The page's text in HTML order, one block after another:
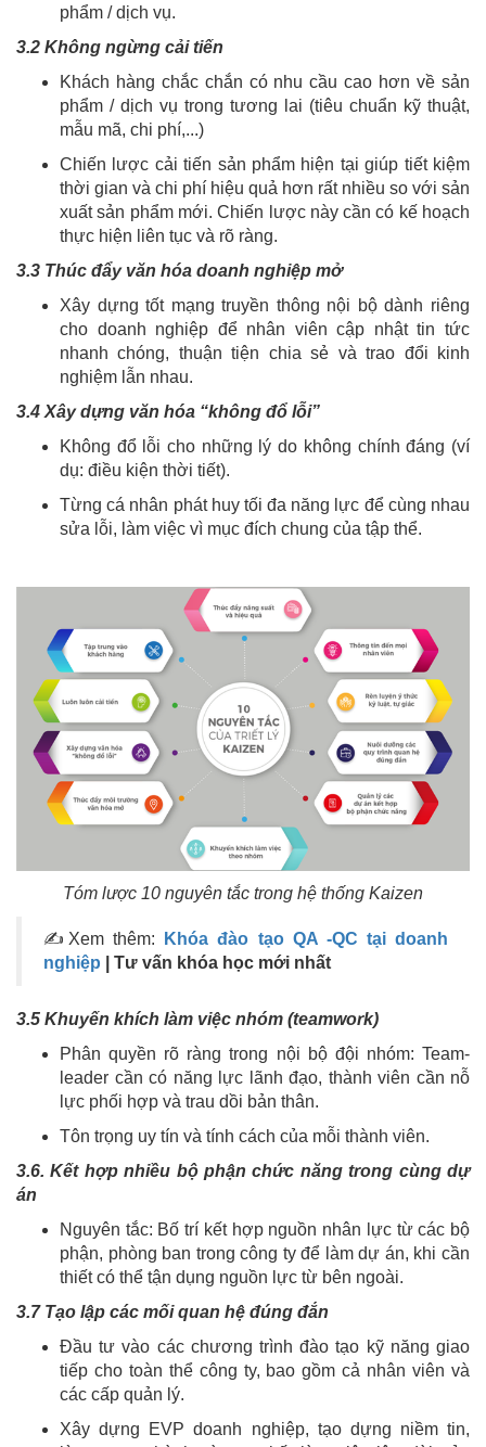
phẩm / dịch vụ.
3.2 Không ngừng cải tiến
Khách hàng chắc chắn có nhu cầu cao hơn về sản
phẩm / dịch vụ trong tương lai (tiêu chuẩn kỹ thuật,
mẫu mã, chi phí,...)
Chiến lược cải tiến sản phẩm hiện tại giúp tiết kiệm
thời gian và chi phí hiệu quả hơn rất nhiều so với sản
xuất sản phẩm mới. Chiến lược này cần có kế hoạch
thực hiện liên tục và rõ ràng.
3.3 Thúc đẩy văn hóa doanh nghiệp mở
Xây dựng tốt mạng truyền thông nội bộ dành riêng
cho doanh nghiệp để nhân viên cập nhật tin tức
nhanh chóng, thuận tiện chia sẻ và trao đổi kinh
nghiệm lẫn nhau.
3.4 Xây dựng văn hóa “không đổ lỗi”
Không đổ lỗi cho những lý do không chính đáng (ví
dụ: điều kiện thời tiết).
Từng cá nhân phát huy tối đa năng lực để cùng nhau
sửa lỗi, làm việc vì mục đích chung của tập thể.
Tóm lược 10 nguyên tắc trong hệ thống Kaizen
✍Xem thêm:
Khóa đào tạo QA -QC tại doanh
nghiệp | Tư vấn khóa học mới nhất
3.5 Khuyến khích làm việc nhóm (teamwork)
Phân quyền rõ ràng trong nội bộ đội nhóm: Team-
leader cần có năng lực lãnh đạo, thành viên cần nỗ
lực phối hợp và trau dồi bản thân.
Tôn trọng uy tín và tính cách của mỗi thành viên.
3.6. Kết hợp nhiều bộ phận chức năng trong cùng dự
án
Nguyên tắc: Bố trí kết hợp nguồn nhân lực từ các bộ
phận, phòng ban trong công ty để làm dự án, khi cần
thiết có thể tận dụng nguồn lực từ bên ngoài.
3.7 Tạo lập các mối quan hệ đúng đắn
Đầu tư vào các chương trình đào tạo kỹ năng giao
tiếp cho toàn thể công ty, bao gồm cả nhân viên và
các cấp quản lý.
Xây dựng EVP doanh nghiệp, tạo dựng niềm tin,